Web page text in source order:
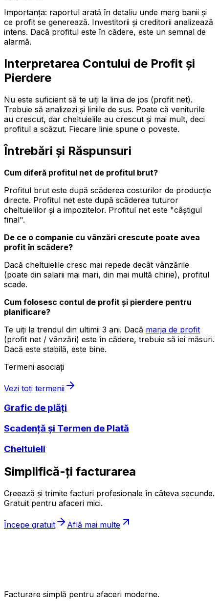
Importanța: raportul arată în detaliu unde merg banii și
ce profit se generează. Investitorii și creditorii analizează
intens. Dacă profitul este în cădere, este un semnal de
alarmă.
Interpretarea Contului de Profit și
Pierdere
Nu este suficient să te uiți la linia de jos (profit net).
Trebuie să analizezi și liniile de sus. Poate că veniturile
au crescut, dar cheltuielile au crescut și mai mult, deci
profitul a scăzut. Fiecare linie spune o poveste.
Întrebări și Răspunsuri
Cum diferă profitul net de profitul brut?
Profitul brut este după scăderea costurilor de producție
directe. Profitul net este după scăderea tuturor
cheltuielilor și a impozitelor. Profitul net este "câștigul
final".
De ce o companie cu vânzări crescute poate avea
profit în scădere?
Dacă cheltuielile cresc mai repede decât vânzările
(poate din salarii mai mari, din mai multă chirie), profitul
scade.
Cum folosesc contul de profit și pierdere pentru
planificare?
Te uiți la trendul din ultimii 3 ani. Dacă marja de profit
(profit net / vânzări) este în cădere, trebuie să iei măsuri.
Dacă este stabilă, este bine.
Termeni asociați
Vezi toți termenii
Grafic de plăți
Scadență și Termen de Plată
Cheltuieli
Simplifică-ți facturarea
Creează și trimite facturi profesionale în câteva secunde.
Gratuit pentru afaceri mici.
Începe gratuit Află mai multe
Facturare simplă pentru afaceri moderne.